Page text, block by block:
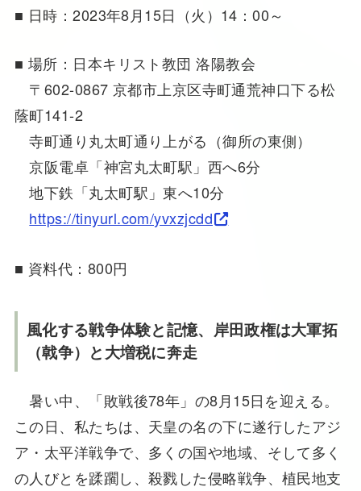
■ 日時：2023年8月15日（火）14：00～
■ 場所：日本キリスト教団 洛陽教会
〒602-0867 京都市上京区寺町通荒神口下る松
蔭町141-2
寺町通り丸太町通り上がる（御所の東側）
京阪電卓「神宮丸太町駅」西へ6分
地下鉄「丸太町駅」東へ10分
https://tinyurl.com/yvxzjcdd
■ 資料代：800円
風化する戦争体験と記憶、岸田政権は大軍拓
（戟争）と大増税に奔走
暑い中、「敗戦後78年」の8月15日を迎える。
この日、私たちは、天皇の名の下に遂行したアジ
ア・太平洋戦争で、多くの国や地域、そして多く
の人びとを蹂躙し、殺戮した侵略戦争、植民地支